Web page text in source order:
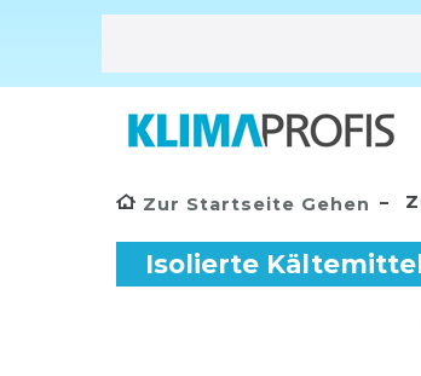
Zur Startseite Gehen
Isolierte